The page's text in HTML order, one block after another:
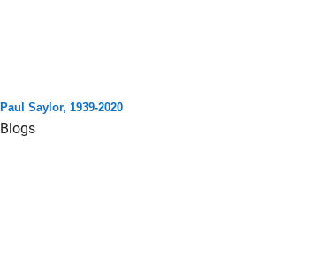
Paul Saylor, 1939-2020
Blogs